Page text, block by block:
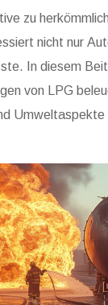
zu
nicht nur
In diesem
von LPG
Umweltaspekte
persönlichen
interessante